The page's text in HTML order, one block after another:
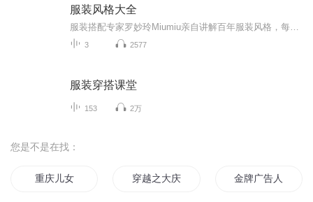
服装风格大全
3 2577
服装穿搭课堂
153 2万
您是不是在找：
重庆儿女 穿越之大庆帝国 金牌广告人